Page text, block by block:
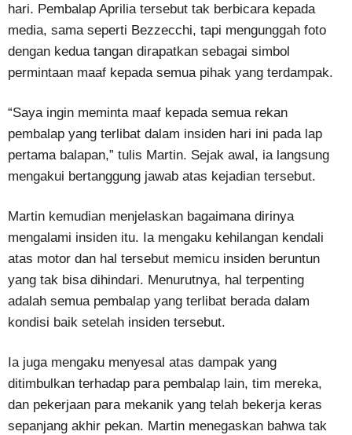
hari. Pembalap Aprilia tersebut tak berbicara kepada
media, sama seperti Bezzecchi, tapi mengunggah foto
dengan kedua tangan dirapatkan sebagai simbol
permintaan maaf kepada semua pihak yang terdampak.
“Saya ingin meminta maaf kepada semua rekan
pembalap yang terlibat dalam insiden hari ini pada lap
pertama balapan,” tulis Martin. Sejak awal, ia langsung
mengakui bertanggung jawab atas kejadian tersebut.
Martin kemudian menjelaskan bagaimana dirinya
mengalami insiden itu. Ia mengaku kehilangan kendali
atas motor dan hal tersebut memicu insiden beruntun
yang tak bisa dihindari. Menurutnya, hal terpenting
adalah semua pembalap yang terlibat berada dalam
kondisi baik setelah insiden tersebut.
Ia juga mengaku menyesal atas dampak yang
ditimbulkan terhadap para pembalap lain, tim mereka,
dan pekerjaan para mekanik yang telah bekerja keras
sepanjang akhir pekan. Martin menegaskan bahwa tak